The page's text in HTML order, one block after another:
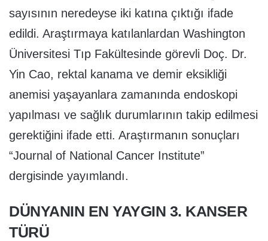
sayısının neredeyse iki katına çıktığı ifade
edildi. Araştırmaya katılanlardan Washington
Üniversitesi Tıp Fakültesinde görevli Doç. Dr.
Yin Cao, rektal kanama ve demir eksikliği
anemisi yaşayanlara zamanında endoskopi
yapılması ve sağlık durumlarının takip edilmesi
gerektiğini ifade etti. Araştırmanın sonuçları
“Journal of National Cancer Institute”
dergisinde yayımlandı.
DÜNYANIN EN YAYGIN 3. KANSER
TÜRÜ